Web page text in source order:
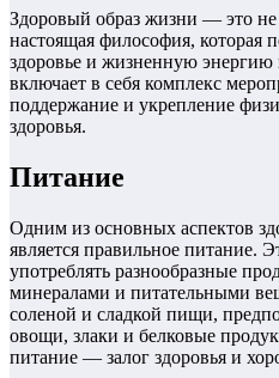
Здоровый образ жизни — это не
настоящая философия, которая
здоровье и жизненную
включает в себя комплекс
поддержание и укрепление
здоровья.
Питание
Одним из основных аспектов
является правильное питание.
употреблять разнообразные
минералами и питательными
соленой и сладкой пищи,
овощи, злаки и белковые
питание — залог здоровья и